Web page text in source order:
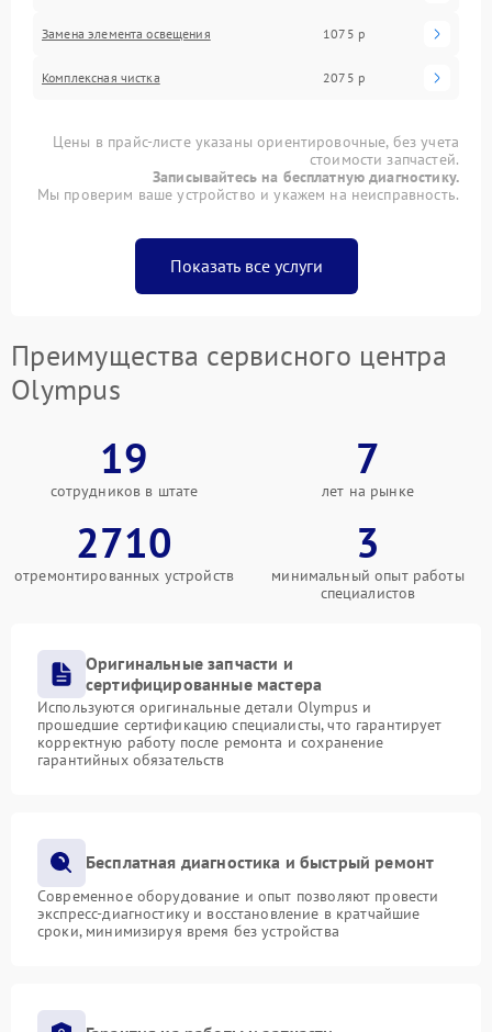
Замена элемента освещения 1075 р
Комплексная чистка 2075 р
Цены в прайс-листе указаны ориентировочные, без учета
стоимости запчастей.
Записывайтесь на бесплатную диагностику.
Мы проверим ваше устройство и укажем на неисправность.
Показать все услуги
Преимущества сервисного центра
Olympus
19
сотрудников в штате
7
лет на рынке
2710
отремонтированных устройств
3
минимальный опыт работы
специалистов
Оригинальные запчасти и
сертифицированные мастера
Используются оригинальные детали Olympus и
прошедшие сертификацию специалисты, что гарантирует
корректную работу после ремонта и сохранение
гарантийных обязательств
Бесплатная диагностика и быстрый ремонт
Современное оборудование и опыт позволяют провести
экспресс-диагностику и восстановление в кратчайшие
сроки, минимизируя время без устройства